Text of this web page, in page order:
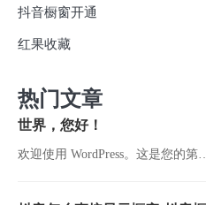
抖音橱窗开通
红果收藏
热门文章
世界，您好！
欢迎使用 WordPress。这是您的第…